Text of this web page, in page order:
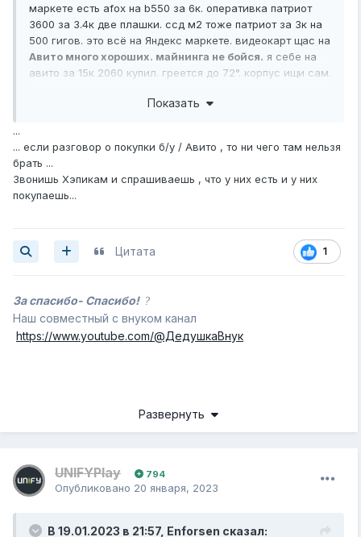
маркете есть afox на b550 за 6к. оперативка патриот
3600 за 3.4к две плашки. ссд м2 тоже патриот за 3к на
500 гигов. это всё на Яндекс маркете. видеокарт щас на
Авито много хороших. майнинга не бойся. я себе на
авито за 15к 2060 купил. греется до 72°. корпус ищи сам.
продувается. в нем видеокарта до бесконечности
депкул гамакс 400. брал за 1.5к в простых задачах проц
греется до 50°. максимум 60 было ито из-за нагрева от
видеокарты. блок питания ищи хороший. я себе депкул
da600 брал, но щас его нет. бери бронзовый и
Показать
...
... если разговор о покупки б/у / Авито , то ни чего там нельзя
брать ...
Звонишь Хэпикам и спрашиваешь , что у них есть и у них
покупаешь...
1
Цитата
За спасибо- Спасибо! ?
Наш совместный с внуком канал
https://www.youtube.com/@ДедушкаВнук
Развернуть
UNIFYPlay 794
Опубликовано 20 января, 2023
В 19.01.2023 в 21:57, Enforsen сказал: